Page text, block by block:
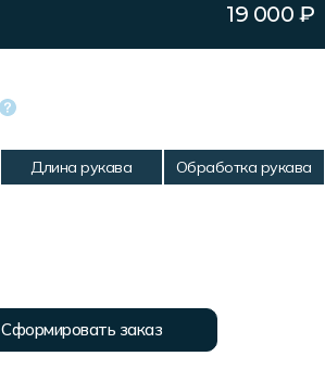
19 000 ₽
Длина рукава Обработка рукава
Сформировать заказ